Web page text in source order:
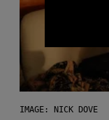
IMAGE: NICK DOVE